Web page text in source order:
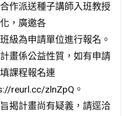
作派送種子講師入班教授
，廣邀各
級為申請單位進行報名。
畫係公益性質，如有申請
課程報名連
reurl.cc/zlnZpQ。
揭計畫尚有疑義，請逕洽